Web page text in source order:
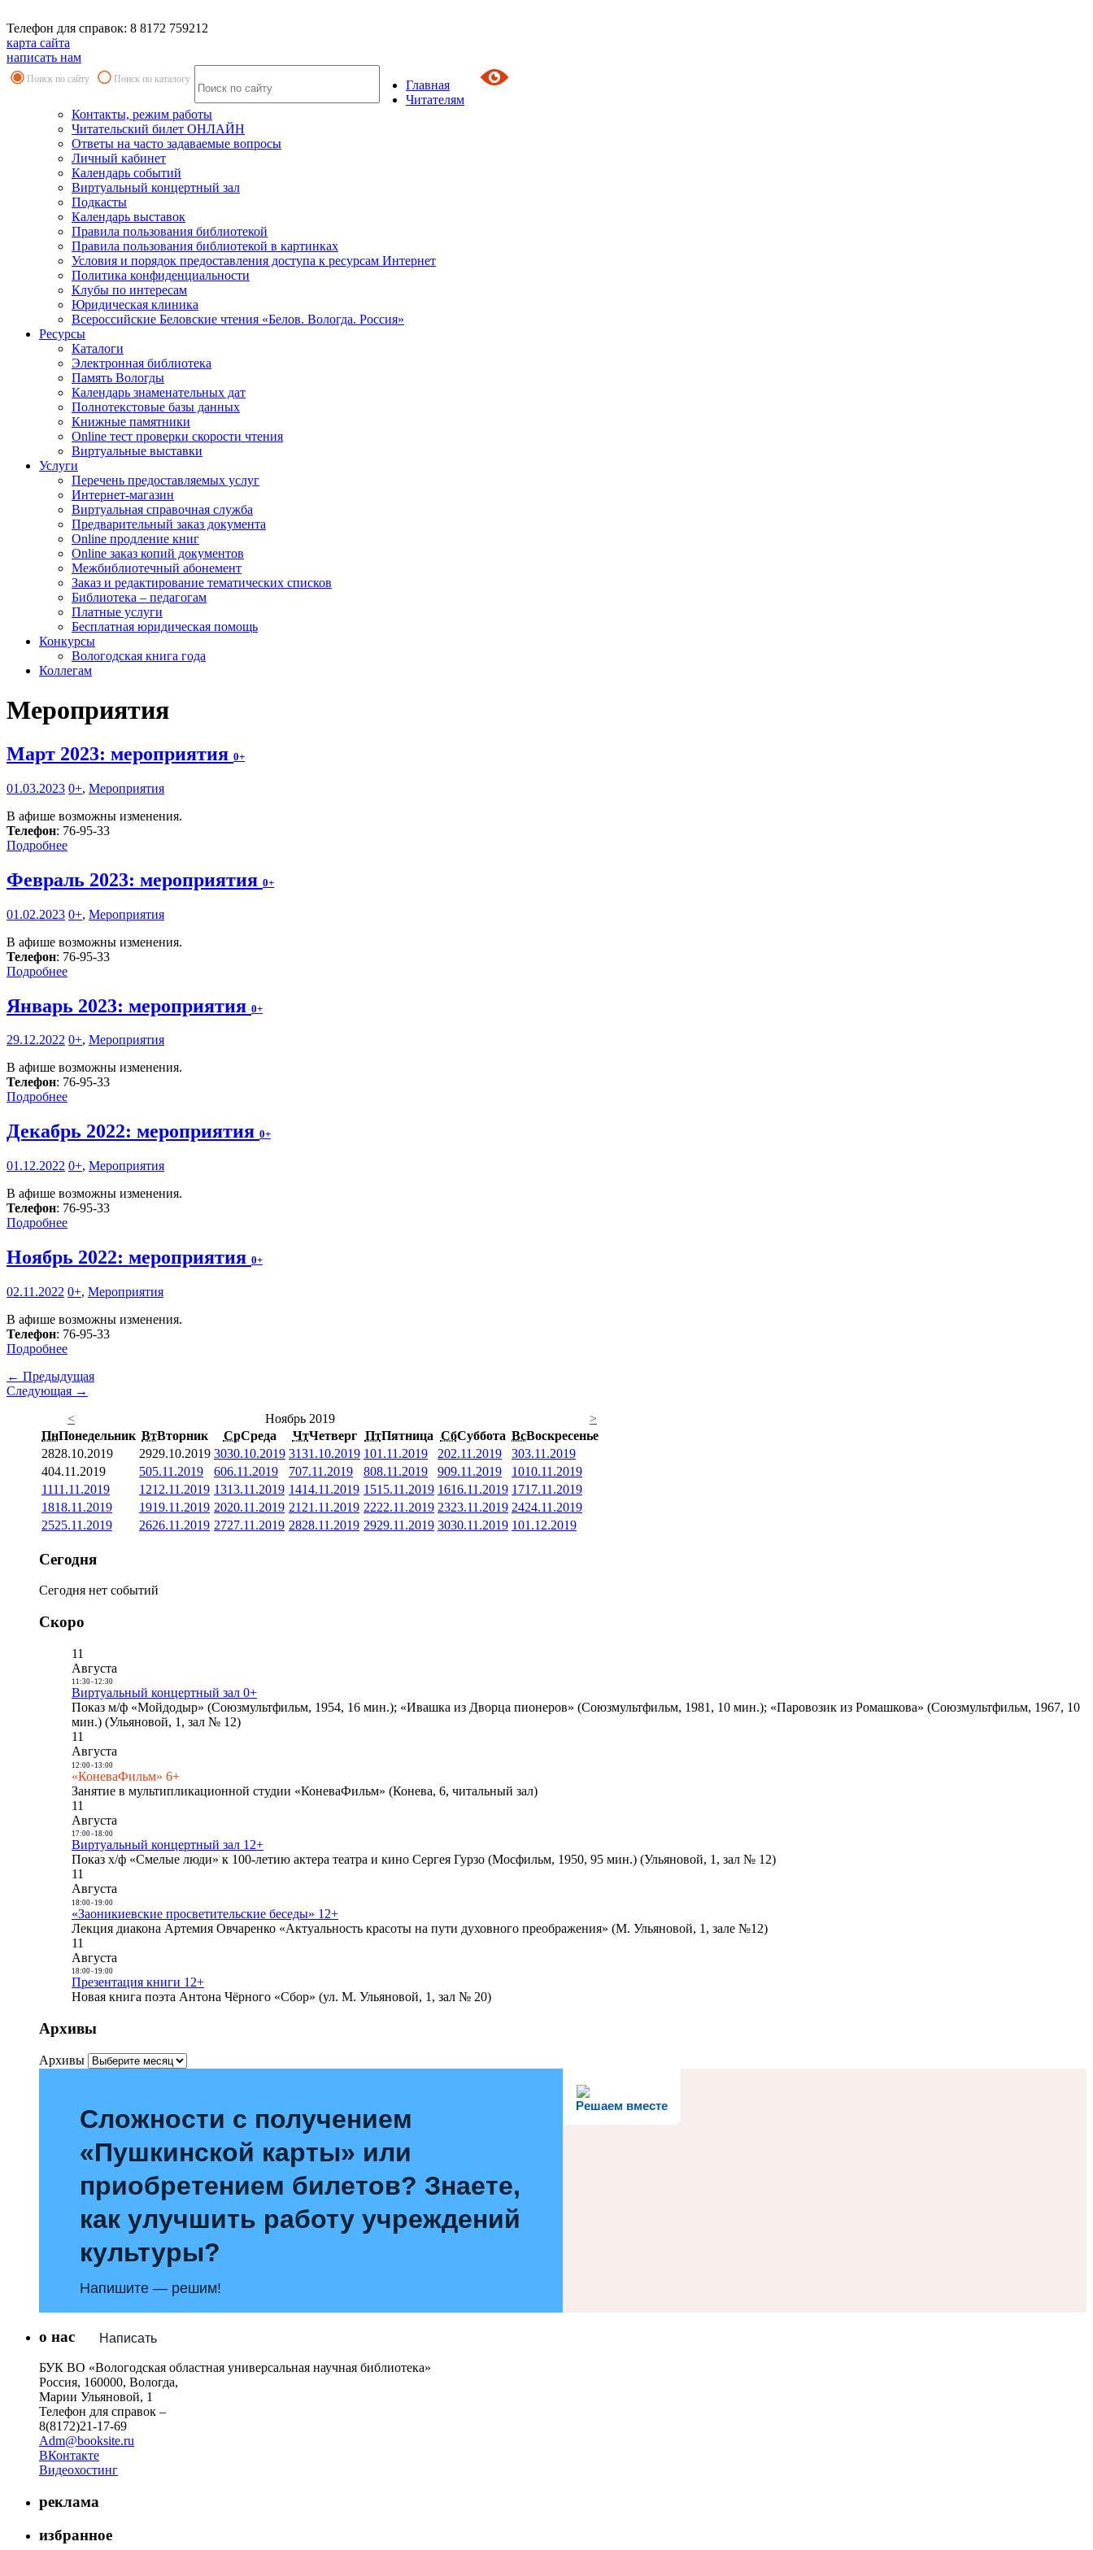
Телефон для справок: 8 8172 759212
карта сайта
написать нам
Поиск по сайту Поиск по каталогу
Главная
Читателям
Контакты, режим работы
Читательский билет ОНЛАЙН
Ответы на часто задаваемые вопросы
Личный кабинет
Календарь событий
Виртуальный концертный зал
Подкасты
Календарь выставок
Правила пользования библиотекой
Правила пользования библиотекой в картинках
Условия и порядок предоставления доступа к ресурсам Интернет
Политика конфиденциальности
Клубы по интересам
Юридическая клиника
Всероссийские Беловские чтения «Белов. Вологда. Россия»
Ресурсы
Каталоги
Электронная библиотека
Память Вологды
Календарь знаменательных дат
Полнотекстовые базы данных
Книжные памятники
Online тест проверки скорости чтения
Виртуальные выставки
Услуги
Перечень предоставляемых услуг
Интернет-магазин
Виртуальная справочная служба
Предварительный заказ документа
Online продление книг
Online заказ копий документов
Межбиблиотечный абонемент
Заказ и редактирование тематических списков
Библиотека – педагогам
Платные услуги
Бесплатная юридическая помощь
Конкурсы
Вологодская книга года
Коллегам
Мероприятия
Март 2023: мероприятия 0+
01.03.2023 0+, Мероприятия
В афише возможны изменения.
Телефон: 76-95-33
Подробнее
Февраль 2023: мероприятия 0+
01.02.2023 0+, Мероприятия
В афише возможны изменения.
Телефон: 76-95-33
Подробнее
Январь 2023: мероприятия 0+
29.12.2022 0+, Мероприятия
В афише возможны изменения.
Телефон: 76-95-33
Подробнее
Декабрь 2022: мероприятия 0+
01.12.2022 0+, Мероприятия
В афише возможны изменения.
Телефон: 76-95-33
Подробнее
Ноябрь 2022: мероприятия 0+
02.11.2022 0+, Мероприятия
В афише возможны изменения.
Телефон: 76-95-33
Подробнее
← Предыдущая
Следующая →
<
Ноябрь 2019
>
ПнПонедельник ВтВторник СрСреда ЧтЧетверг ПтПятница СбСуббота ВсВоскресенье
2828.10.2019 2929.10.2019 3030.10.2019 3131.10.2019 101.11.2019 202.11.2019 303.11.2019
404.11.2019 505.11.2019 606.11.2019 707.11.2019 808.11.2019 909.11.2019 1010.11.2019
1111.11.2019 1212.11.2019 1313.11.2019 1414.11.2019 1515.11.2019 1616.11.2019 1717.11.2019
1818.11.2019 1919.11.2019 2020.11.2019 21 21.11.2019 2222.11.2019 2323.11.2019 2424.11.2019
2525.11.2019 2626.11.2019 2727.11.2019 2828.11.2019 2929.11.2019 3030.11.2019 101.12.2019
Сегодня
Сегодня нет событий
Скоро
11
Августа
11:30- 12:30
Виртуальный концертный зал 0+
Показ м/ф «Мойдодыр» (Союзмультфильм, 1954, 16 мин.); «Ивашка из Дворца пионеров» (Союзмультфильм, 1981, 10 мин.); «Паровозик из Ромашкова» (Союзмультфильм, 1967, 10
мин.) (Ульяновой, 1, зал № 12)
11
Августа
12:00- 13:00
«КоневаФильм» 6+
Занятие в мультипликационной студии «КоневаФильм» (Конева, 6, читальный зал)
11
Августа
17:00- 18:00
Виртуальный концертный зал 12+
Показ х/ф «Смелые люди» к 100-летию актера театра и кино Сергея Гурзо (Мосфильм, 1950, 95 мин.) (Ульяновой, 1, зал № 12)
11
Августа
18:00- 19:00
«Заоникиевские просветительские беседы» 12+
Лекция диакона Артемия Овчаренко «Актуальность красоты на пути духовного преображения» (М. Ульяновой, 1, зале №12)
11
Августа
18:00- 19:00
Презентация книги 12+
Новая книга поэта Антона Чёрного «Сбор» (ул. М. Ульяновой, 1, зал № 20)
Архивы
Архивы
Решаем вместе
Сложности с получением
«Пушкинской карты» или
приобретением билетов? Знаете,
как улучшить работу учреждений
культуры?
Напишите — решим!
Написать
о нас
БУК ВО «Вологодская областная универсальная научная библиотека»
Россия, 160000, Вологда,
Марии Ульяновой, 1
Телефон для справок –
8(8172)21-17-69
Adm@booksite.ru
ВКонтакте
Видеохостинг
реклама
избранное